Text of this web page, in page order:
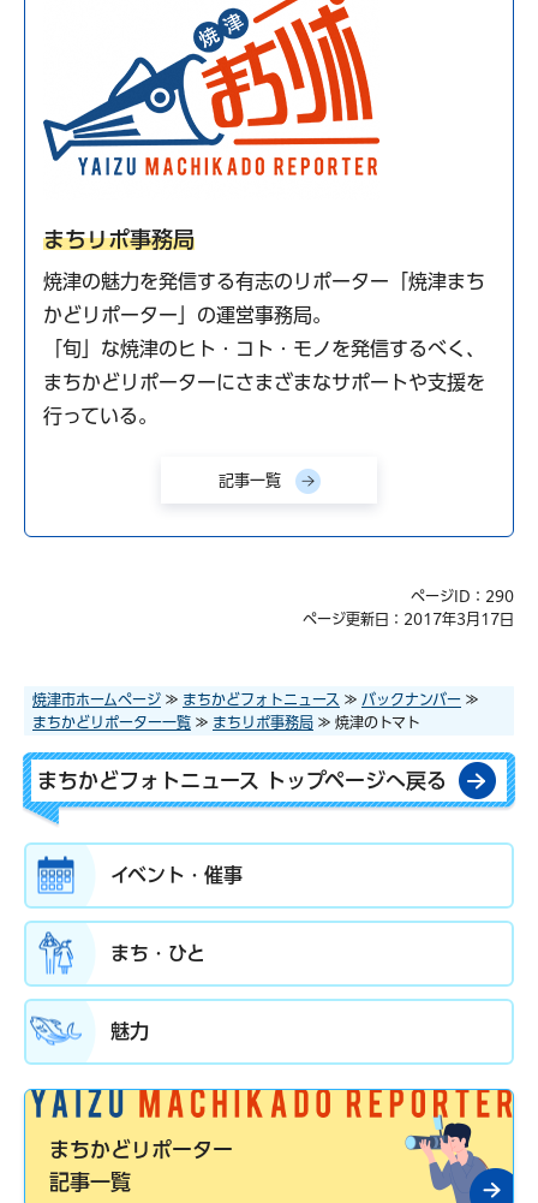
まちリポ事務局
焼津の魅力を発信する有志のリポーター「焼津まち
かどリポーター」の運営事務局。
「旬」な焼津のヒト・コト・モノを発信するべく、
まちかどリポーターにさまざまなサポートや支援を
行っている。
記事一覧
ページID：290
ページ更新日：2017年3月17日
焼津市ホームページ ≫ まちかどフォトニュース ≫ バックナンバー ≫
まちかどリポーター一覧 ≫ まちリポ事務局 ≫ 焼津のトマト
まちかどフォトニュース トップページへ戻る
イベント・催事
まち・ひと
魅力
まちかどリポーター
記事一覧